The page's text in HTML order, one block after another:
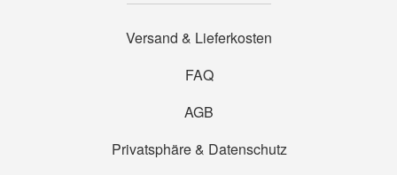
Versand & Lieferkosten
FAQ
AGB
Privatsphäre & Datenschutz